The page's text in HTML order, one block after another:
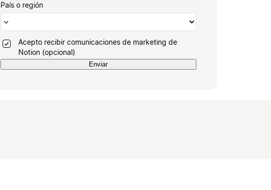
País o región
Acepto recibir comunicaciones de marketing de
Notion (opcional)
Enviar